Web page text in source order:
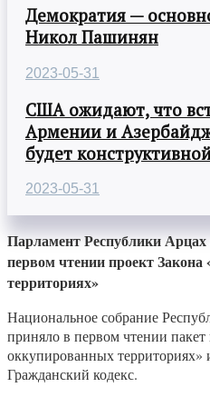
Демократия —
Никол Пашинян
2023-05-31
США ожидают, что
Армении и
будет
2023-05-31
Парламент Республики Арцах
первом чтении проект
территориях»
Национальное собрание
приняло в первом чтении
оккупированных
Гражданский кодекс.